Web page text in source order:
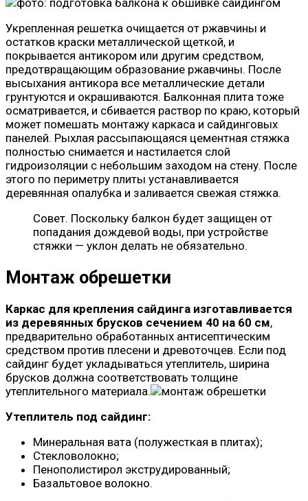
Укрепленная решетка очищается от ржавчины и
остатков краски металлической щеткой, и
покрывается антикором или другим средством,
предотвращающим образование ржавчины. После
высыхания антикора все металлические детали
грунтуются и окрашиваются. Балконная плита тоже
осматривается, и сбивается раствор по краю, который
может помешать монтажу каркаса и сайдинговых
панелей. Рыхлая рассыпающаяся цементная стяжка
полностью снимается и настилается слой
гидроизоляции с небольшим заходом на стену. После
этого по периметру плиты устанавливается
деревянная опалубка и заливается свежая стяжка.
Совет. Поскольку балкон будет защищен от
попадания дождевой воды, при устройстве
стяжки — уклон делать не обязательно.
Монтаж обрешетки
Каркас для крепления сайдинга изготавливается
из деревянных брусков сечением 40 на 60 см,
предварительно обработанных антисептическим
средством против плесени и древоточцев. Если под
сайдинг будет укладываться утеплитель, ширина
брусков должна соответствовать толщине
утеплительного материала.
Утеплитель под сайдинг:
Минеральная вата (полужесткая в плитах);
Стекловолокно;
Пенополистирол экструдированный;
Базальтовое волокно.